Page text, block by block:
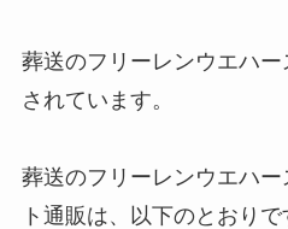
葬送のフリーレンウエハ
されています。
葬送のフリーレンウエハ
ト通販は、以下のとおりで